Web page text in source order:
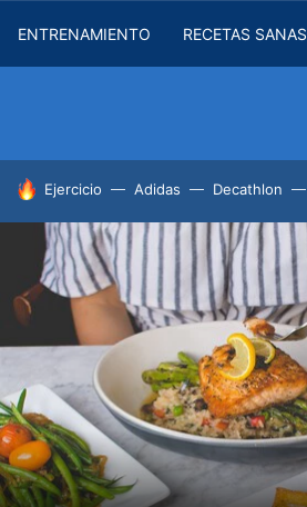
ENTRENAMIENTO RECETAS SANAS
HOY SE HABLA DE
Ejercicio Adidas Decathlon